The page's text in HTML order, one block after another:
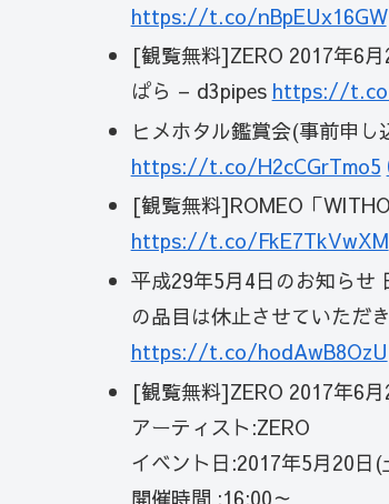
https://t.co/nBpEUx16GW
[観覧無料]ZERO 2017年6
ぱら – d3pipes https://
ヒメホタル鑑賞会(事前申
https://t.co/H2cCGrTmo5
[観覧無料]ROMEO「
https://t.co/FkE7TkVwXM
平成29年5月4日のお知らせ
の品目は休止させていただ
https://t.co/hodAwB8OzU
[観覧無料]ZERO 2017年6
アーティスト:ZERO
イベント日:2017年5月20日(
開催時間 :16:00～